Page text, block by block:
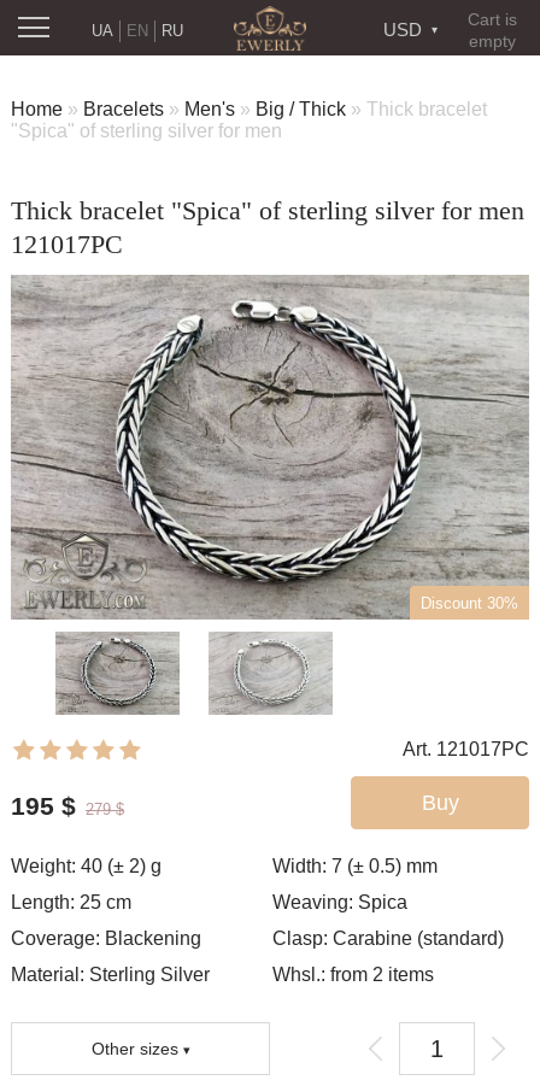
Cart is
empty
USD
RU
UA EN
Home » Bracelets » Men's » Big / Thick » Thick bracelet
"Spica" of sterling silver for men
Thick bracelet "Spica" of sterling silver for men
121017PC
Discount 30%
Art. 121017PC
Buy
195 $ 279 $
Weight: 40 (± 2) g Width:7 (± 0.5) mm
Length: 25 cm Weaving: Spica
Coverage: Blackening Clasp:Carabine (standard)
Material: Sterling Silver
Whsl.: from 2 items
Other sizes